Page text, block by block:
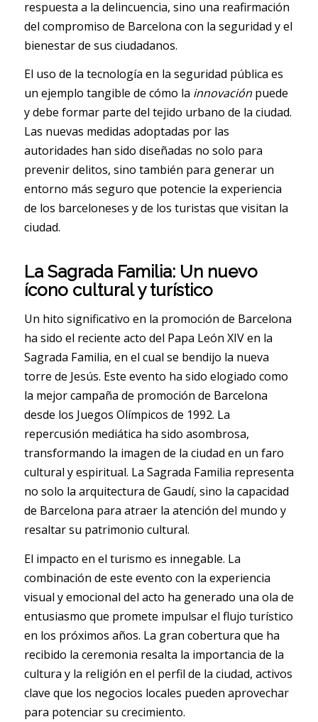
respuesta a la delincuencia, sino una reafirmación
del compromiso de Barcelona con la seguridad y el
bienestar de sus ciudadanos.
El uso de la tecnología en la seguridad pública es
un ejemplo tangible de cómo la innovaciónpuede
y debe formar parte del tejido urbano de la ciudad.
Las nuevas medidas adoptadas por las
autoridades han sido diseñadas no solo para
prevenir delitos, sino también para generar un
entorno más seguro que potencie la experiencia
de los barceloneses y de los turistas que visitan la
ciudad.
La Sagrada Familia: Un nuevo
ícono cultural y turístico
Un hito significativo en la promoción de Barcelona
ha sido el reciente acto del Papa León XIV en la
Sagrada Familia, en el cual se bendijo la nueva
torre de Jesús. Este evento ha sido elogiado como
la mejor campaña de promoción de Barcelona
desde los Juegos Olímpicos de 1992. La
repercusión mediática ha sido asombrosa,
transformando la imagen de la ciudad en un faro
cultural y espiritual. La Sagrada Familia representa
no solo la arquitectura de Gaudí, sino la capacidad
de Barcelona para atraer la atención del mundo y
resaltar su patrimonio cultural.
El impacto en el turismo es innegable. La
combinación de este evento con la experiencia
visual y emocional del acto ha generado una ola de
entusiasmo que promete impulsar el flujo turístico
en los próximos años. La gran cobertura que ha
recibido la ceremonia resalta la importancia de la
cultura y la religión en el perfil de la ciudad, activos
clave que los negocios locales pueden aprovechar
para potenciar su crecimiento.